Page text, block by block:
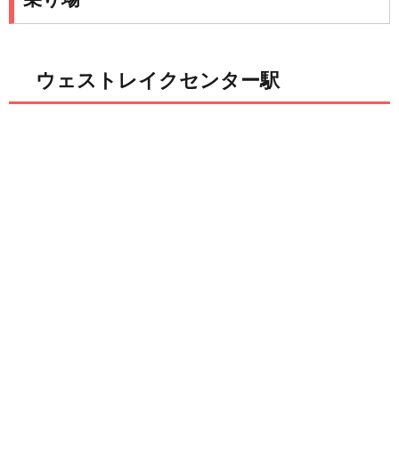
ウェストレイクセンター駅